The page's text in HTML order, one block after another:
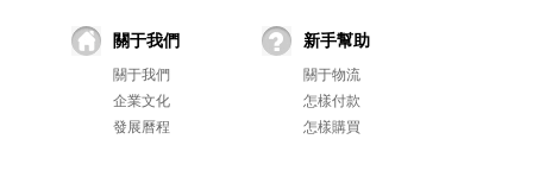
關于我們
關于我們
企業文化
發展曆程
新手幫助
關于物流
怎樣付款
怎樣購買